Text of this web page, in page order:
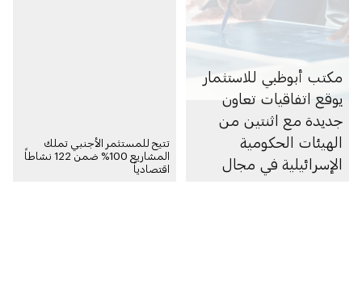
مكتب أبوظبي للاستثمار
يوقع اتفاقيات تعاون
جديدة مع اثنتين من
الهيئات الحكومية
الإسرائيلية في مجال
تتيح للمستثمر الأجنبي تملك
المشاريع 100% ضمن 122 نشاطاً
اقتصادياً